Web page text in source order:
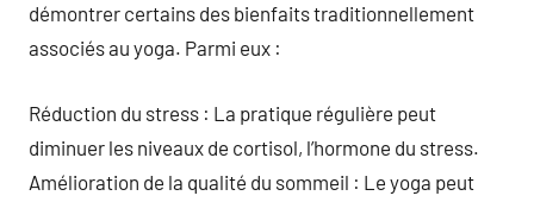
démontrer certains des bienfaits traditionnellement
associés au yoga. Parmi eux :
Réduction du stress : La pratique régulière peut
diminuer les niveaux de cortisol, l’hormone du stress.
Amélioration de la qualité du sommeil : Le yoga peut